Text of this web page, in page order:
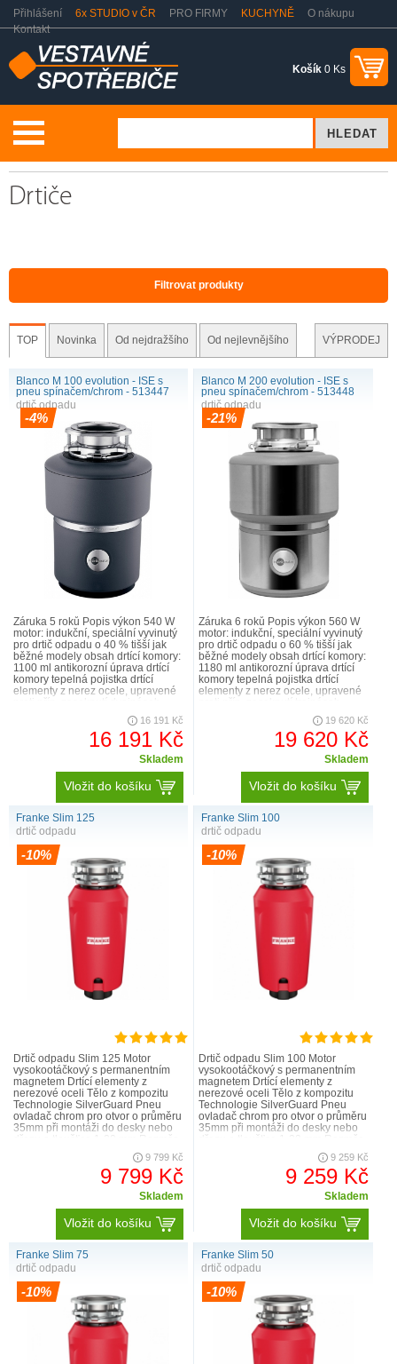
Přihlášení 6x STUDIO v ČR PRO FIRMY KUCHYNĚ
O nákupu
Kontakt
Košík 0 Ks
Drtiče
Filtrovat produkty
TOP Novinka Od nejdražšího Od nejlevnějšího VÝPRODEJ
Blanco M 100 evolution - ISE s
pneu spínačem/chrom - 513447
drtič odpadu
-4%
Záruka 5 roků Popis výkon 540 W
motor: indukční, speciální vyvinutý
pro drtič odpadu o 40 % tišší jak
běžné modely obsah drtící komory:
1100 ml antikorozní úprava drtící
komory tepelná pojistka drtící
elementy z nerez ocele, upravené
16 191 Kč
16 191 Kč
Skladem
Vložit do košíku
Blanco M 200 evolution - ISE s
pneu spínačem/chrom - 513448
drtič odpadu
-21%
Záruka 6 roků Popis výkon 560 W
motor: indukční, speciální vyvinutý
pro drtič odpadu o 60 % tišší jak
běžné modely obsah drtící komory:
1180 ml antikorozní úprava drtící
komory tepelná pojistka drtící
elementy z nerez ocele, upravené
19 620 Kč
19 620 Kč
Skladem
Vložit do košíku
Franke Slim 125
drtič odpadu
-10%
Drtič odpadu Slim 125 Motor
vysokootáčkový s permanentním
magnetem Drtící elementy z
nerezové oceli Tělo z kompozitu
Technologie SilverGuard Pneu
ovladač chrom pro otvor o průměru
35mm při montáži do desky nebo
160 x 386 mm Výkon 900.. 9 799 Kč
9 799 Kč
Skladem
Vložit do košíku
Franke Slim 100
drtič odpadu
-10%
Drtič odpadu Slim 100 Motor
vysokootáčkový s permanentním
magnetem Drtící elementy z
nerezové oceli Tělo z kompozitu
Technologie SilverGuard Pneu
ovladač chrom pro otvor o průměru
35mm při montáži do desky nebo
160 x 386 mm Výkon 900.. 9 259 Kč
9 259 Kč
Skladem
Vložit do košíku
Franke Slim 75
drtič odpadu
-10%
Franke Slim 50
drtič odpadu
-10%